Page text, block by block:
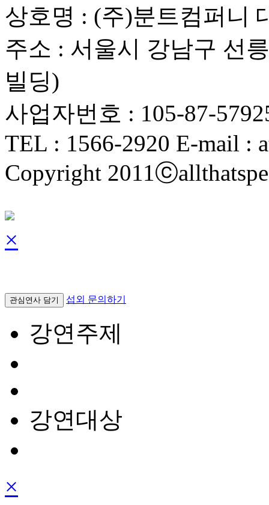
상호명 : (주)분트컴퍼니
주소 : 서울시 강남구 선
빌딩)
사업자번호 : 105-87-
TEL : 1566-2920 E-mail :
Copyright
×
관심연사 담기 섭외 문의하기
강연주제
강연대상
×